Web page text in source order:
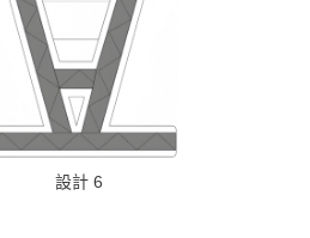
設計 6